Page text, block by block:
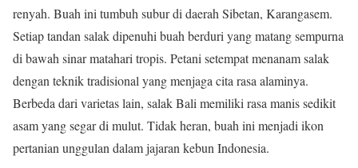
renyah. Buah ini tumbuh subur di daerah Sibetan, Karangasem.
Setiap tandan salak dipenuhi buah berduri yang matang sempurna
di bawah sinar matahari tropis. Petani setempat menanam salak
dengan teknik tradisional yang menjaga cita rasa alaminya.
Berbeda dari varietas lain, salak Bali memiliki rasa manis sedikit
asam yang segar di mulut. Tidak heran, buah ini menjadi ikon
pertanian unggulan dalam jajaran kebun Indonesia.